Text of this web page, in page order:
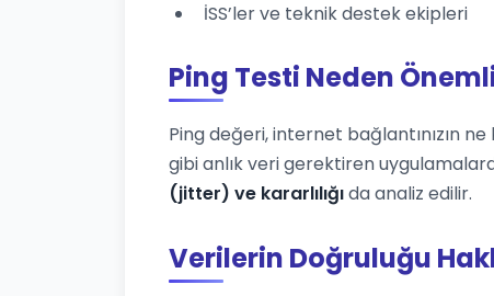
İSS’ler ve teknik destek ekipleri
Ping Testi Neden
Ping değeri, internet bağlantınızın
gibi anlık veri gerektiren
(jitter) ve kararlılığıda analiz edilir.
Verilerin Doğruluğu